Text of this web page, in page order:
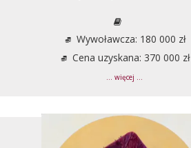
Wywoławcza: 180 000 zł
Cena uzyskana: 370 000 zł
... więcej ...